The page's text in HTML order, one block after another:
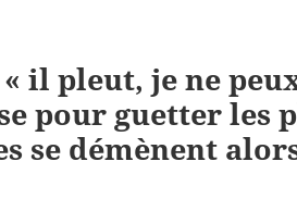
il pleut, je ne
pour guetter les
se démènent